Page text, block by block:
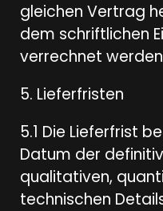
gleichen Vertrag
dem schriftlichen
verrechnet
5. Lieferfristen
5.1 Die Lieferfrist
Datum der
qualitativen,
technischen